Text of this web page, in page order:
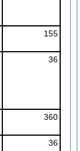
155
36
360
36